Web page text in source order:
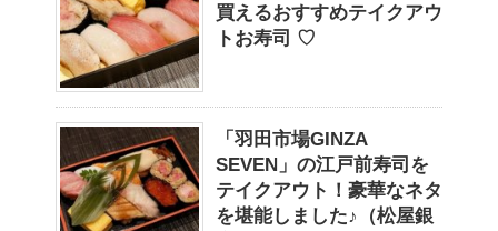
買えるおすすめテイクアウ
トお寿司 ♡
「羽田市場GINZA
SEVEN」の江戸前寿司を
テイクアウト！豪華なネタ
を堪能しました♪（松屋銀